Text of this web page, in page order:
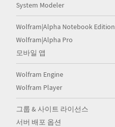
System Modeler
Wolfram|Alpha Notebook Edition
Wolfram|Alpha Pro
모바일 앱
Wolfram Engine
Wolfram Player
그룹 & 사이트 라이선스
서버 배포 옵션